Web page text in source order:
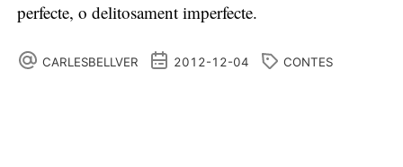
perfecte, o delitosament imperfecte.
CARLESBELLVER 2012-12-04 CONTES